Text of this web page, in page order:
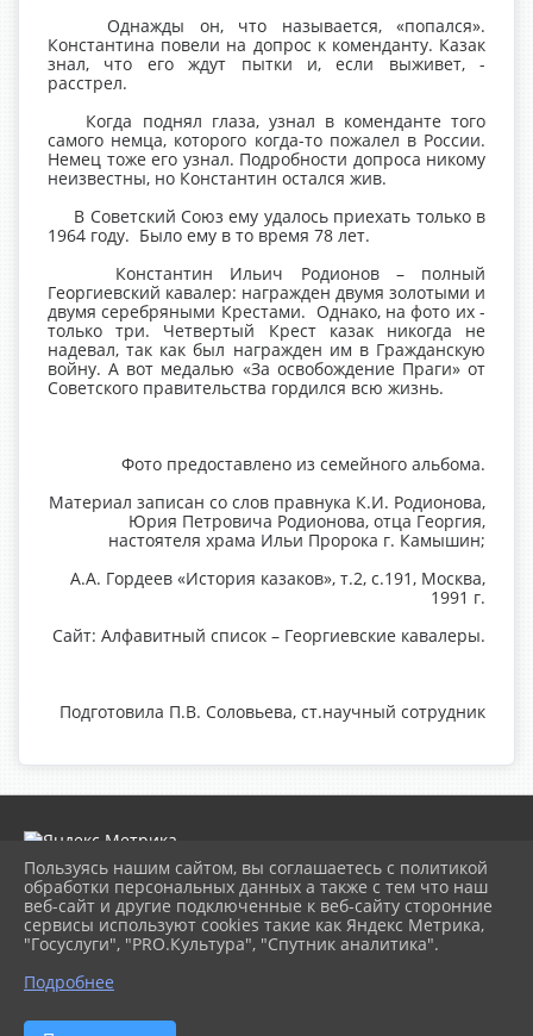
Однажды он, что называется, «попался».
Константина повели на допрос к коменданту. Казак
знал, что его ждут пытки и, если выживет, -
расстрел.
Когда поднял глаза, узнал в коменданте того
самого немца, которого когда-то пожалел в России.
Немец тоже его узнал. Подробности допроса никому
неизвестны, но Константин остался жив.
В Советский Союз ему удалось приехать только в
1964 году. Было ему в то время 78 лет.
Константин Ильич Родионов – полный
Георгиевский кавалер: награжден двумя золотыми и
двумя серебряными Крестами. Однако, на фото их -
только три. Четвертый Крест казак никогда не
надевал, так как был награжден им в Гражданскую
войну. А вот медалью «За освобождение Праги» от
Советского правительства гордился всю жизнь.
Фото предоставлено из семейного альбома.
Материал записан со слов правнука К.И. Родионова,
Юрия Петровича Родионова, отца Георгия,
настоятеля храма Ильи Пророка г. Камышин;
А.А. Гордеев «История казаков», т.2, с.191, Москва,
1991 г.
Сайт: Алфавитный список – Георгиевские кавалеры.
Подготовила П.В. Соловьева, ст.научный сотрудник
2026 г. museumkam.ru
Вход
Карта сайта
Политика обработки персональных данных
Сделано на KubCMS
Пользуясь нашим сайтом, вы соглашаетесь с политикой
обработки персональных данных а также с тем что наш
веб-сайт и другие подключенные к веб-сайту сторонние
сервисы используют cookies такие как Яндекс Метрика,
"Госуслуги", "PRO.Культура", "Спутник аналитика".
Подробнее